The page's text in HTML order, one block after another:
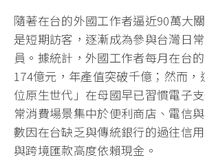
隨著在台的外國工作者逼近90萬大
是短期訪客，逐漸成為參與台灣日
員。據統計，外國工作者每月在台
174億元，年產值突破千億；然而，
位原生世代」在母國早已習慣電子
常消費場景集中於便利商店、電信
數因在台缺乏與傳統銀行的過往信
與跨境匯款高度依賴現金。